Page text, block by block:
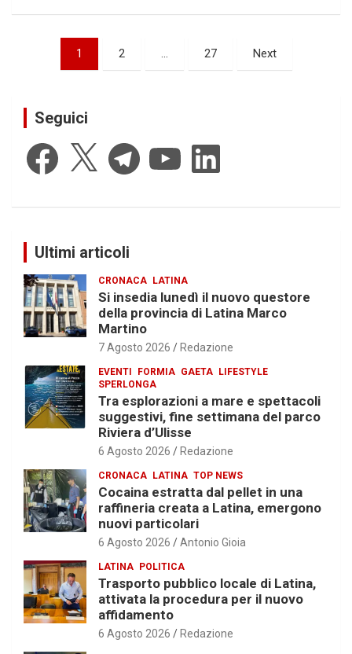
Paginazione
1 2 … 27 Next
Seguici
Facebook Telegram YouTube LinkedIn
Ultimi articoli
CRONACA LATINA
Si insedia lunedì il nuovo questore
della provincia di Latina Marco
Martino
7 Agosto 2026 Redazione
EVENTI FORMIA GAETA
LIFESTYLE
SPERLONGA
Tra esplorazioni a mare e spettacoli
suggestivi, fine settimana del parco
Riviera d’Ulisse
6 Agosto 2026 Redazione
CRONACA LATINA TOP NEWS
Cocaina estratta dal pellet in una
raffineria creata a Latina, emergono
nuovi particolari
6 Agosto 2026 Antonio Gioia
LATINA POLITICA
Trasporto pubblico locale di Latina,
attivata la procedura per il nuovo
affidamento
6 Agosto 2026 Redazione